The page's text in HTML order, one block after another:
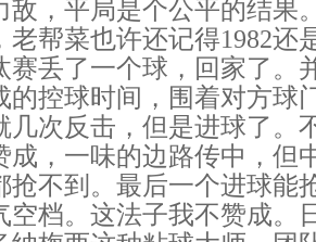
敌，平局是个公平的结果
老帮菜也许还记得1982还
赛丢了一个球，回家了。
的控球时间，围着对方球
几次反击，但是进球了。
成，一味的边路传中，但
抢不到。最后一个进球能
空档。这法子我不赞成。